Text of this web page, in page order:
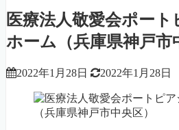
医療法人敬愛会ポー
ホーム（兵庫県神戸市
2022年1月28日 2022年1月28日